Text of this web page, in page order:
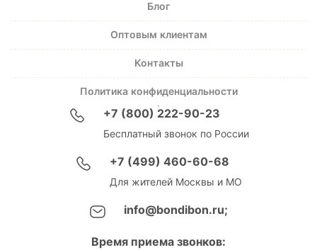
Блог
Оптовым клиентам
Контакты
Политика конфиденциальности
+7 (800) 222-90-23
Бесплатный звонок по России
+7 (499) 460-60-68
Для жителей Москвы и МО
info@bondibon.ru;
Время приема звонков: